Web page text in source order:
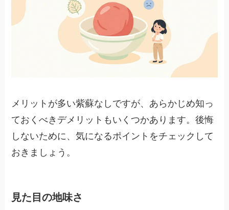
メリットが多い紫蘇なしですが、あらかじめ知っ
ておくべきデメリットもいくつかあります。後悔
しないために、気になるポイントをチェックして
おきましょう。
見た目の地味さ